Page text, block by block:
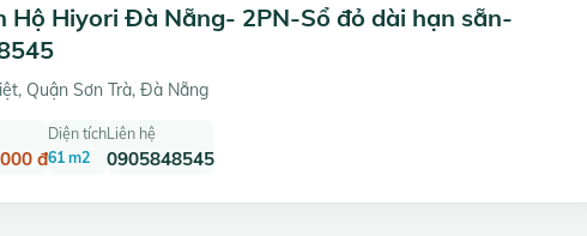
Hộ Hiyori Đà Nẵng- 2PN-Sổ đỏ dài hạn sẵn-
Quận Sơn Trà, Đà Nẵng
đ
Diện tích
61 m2
Liên hệ
0905848545